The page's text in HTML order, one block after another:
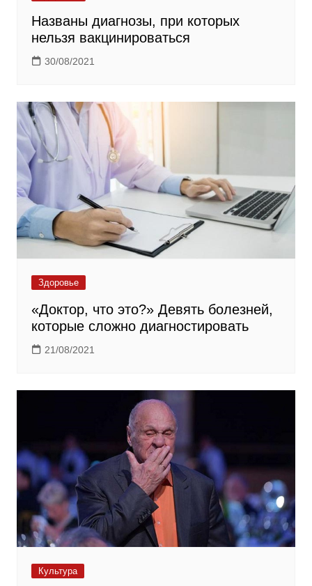
Названы диагнозы, при которых
нельзя вакцинироваться
30/08/2021
Здоровье
«Доктор, что это?» Девять болезней,
которые сложно диагностировать
21/08/2021
Культура